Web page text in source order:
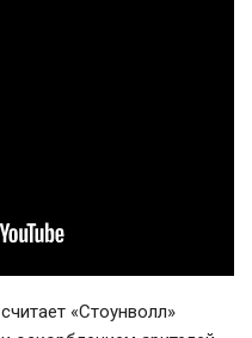
считает «Стоунволл»